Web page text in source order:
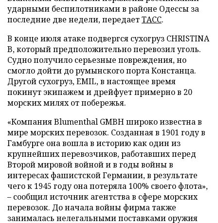
ударными беспилотниками в районе Одессы за
последние две недели, передаетТАСС.
В конце июля атаке подвергся сухогруз CHRISTINA
B, который предположительно перевозил уголь.
Судно получило серьезные повреждения, но
смогло дойти до румынского порта Констанца.
Другой сухогруз, EMIL, в настоящее время
покинут экипажем и дрейфует примерно в 20
морских милях от побережья.
«Компания Blumenthal GMBH широко известна в
мире морских перевозок. Созданная в 1901 году в
Гамбурге она вошла в историю как один из
крупнейших перевозчиков, работавших перед
Второй мировой войной и в годы войны в
интересах фашистской Германии, в результате
чего к 1945 году она потеряла 100% своего флота»,
– сообщил источник агентства в сфере морских
перевозок. До начала войны фирма также
занималась нелегальными поставками оружия